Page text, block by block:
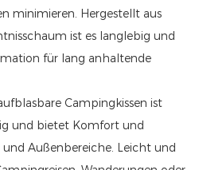
minimieren. Hergestellt aus
ist es langlebig und
für lang anhaltende
Campingkissen ist
und bietet Komfort und
Außenbereiche. Leicht und